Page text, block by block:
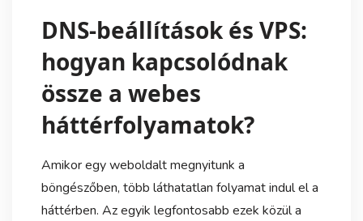
DNS-beállítások és VPS:
hogyan kapcsolódnak
össze a webes
háttérfolyamatok?
Amikor egy weboldalt megnyitunk a
böngészőben, több láthatatlan folyamat indul el a
háttérben. Az egyik legfontosabb ezek közül a